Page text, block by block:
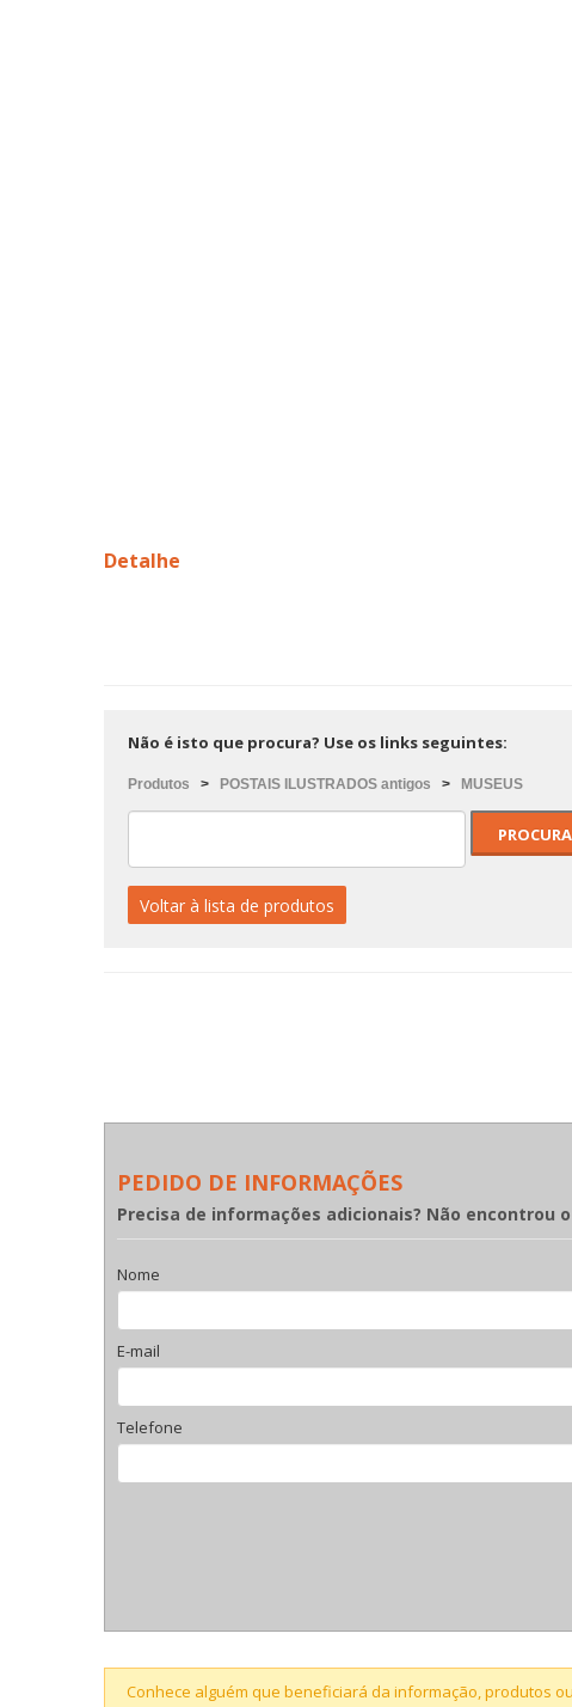
Detalhe
Não é isto que procura? Use os links seguintes:
Produtos > POSTAIS ILUSTRADOS antigos > MUSEUS
Voltar à lista de produtos
PEDIDO DE INFORMAÇÕES
Precisa de informações adicionais? Não encontrou
Nome
E-mail
Telefone
Conhece alguém que beneficiará da informação, produtos